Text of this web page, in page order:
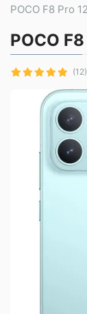
POCO F8 Pro
POCO
(12)